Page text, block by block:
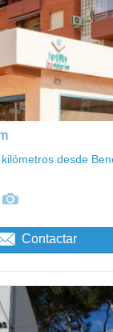
desde
Contactar